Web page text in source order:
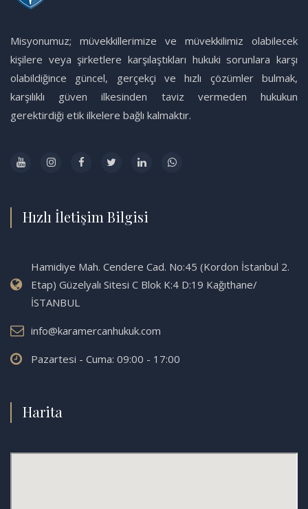
Misyonumuz; müvekkillerimize ve müvekkilimiz olabilecek
kişilere veya şirketlere karşılaştıkları hukuki sorunlara karşı
olabildiğince güncel, gerçekçi ve hızlı çözümler bulmak,
karşılıklı güven ilkesinden taviz vermeden hukukun
gerektirdiği etik ilkelere bağlı kalmaktır.
Hızlı İletişim Bilgisi
Hamidiye Mah. Cendere Cad. No:45 (Kordon İstanbul 2.
Etap) Güzelyalı Sitesi C Blok K:4 D:19 Kağıthane/
İSTANBUL
info@karamercanhukuk.com
Pazartesi - Cuma: 09:00 - 17:00
Harita